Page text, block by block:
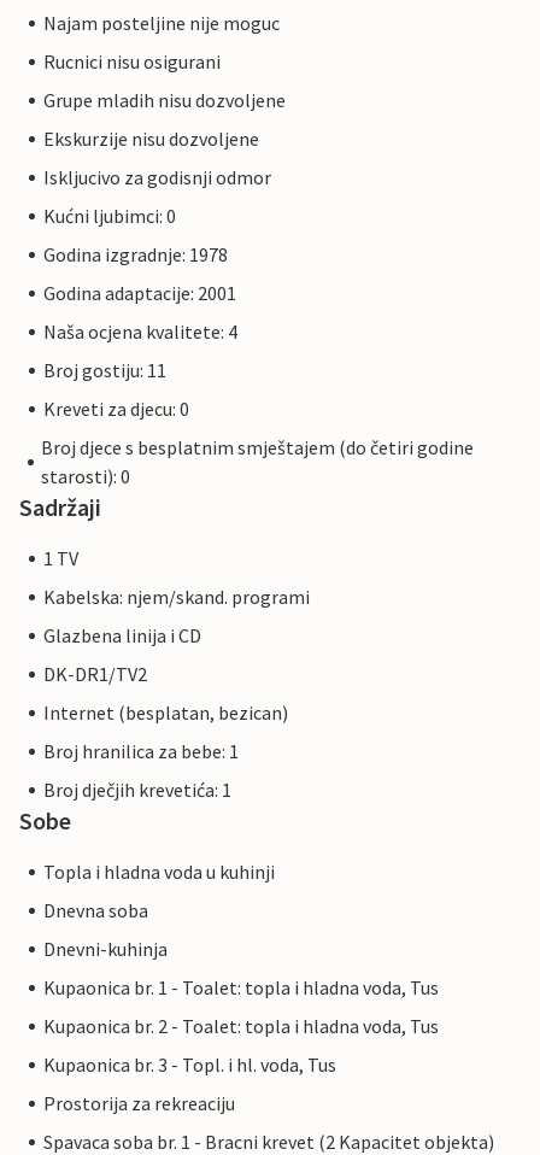
Najam posteljine nije moguc
Rucnici nisu osigurani
Grupe mladih nisu dozvoljene
Ekskurzije nisu dozvoljene
Iskljucivo za godisnji odmor
Kućni ljubimci: 0
Godina izgradnje: 1978
Godina adaptacije: 2001
Naša ocjena kvalitete: 4
Broj gostiju: 11
Kreveti za djecu: 0
Broj djece s besplatnim smještajem (do četiri godine
starosti): 0
Sadržaji
1 TV
Kabelska: njem/skand. programi
Glazbena linija i CD
DK-DR1/TV2
Internet (besplatan, bezican)
Broj hranilica za bebe: 1
Broj dječjih krevetića: 1
Sobe
Topla i hladna voda u kuhinji
Dnevna soba
Dnevni-kuhinja
Kupaonica br. 1 - Toalet: topla i hladna voda, Tus
Kupaonica br. 2 - Toalet: topla i hladna voda, Tus
Kupaonica br. 3 - Topl. i hl. voda, Tus
Prostorija za rekreaciju
Spavaca soba br. 1 - Bracni krevet (2 Kapacitet objekta)